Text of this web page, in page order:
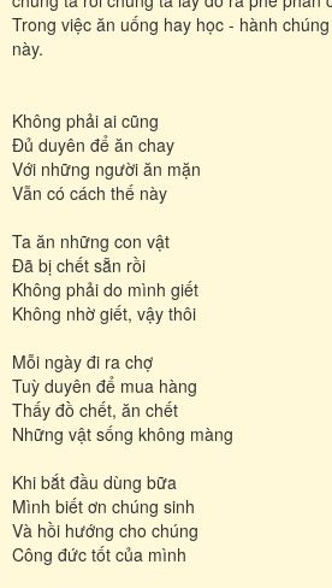
Trong việc ăn uống hay học - hành
này.
Không phải ai cũng
Đủ duyên để ăn chay
Với những người ăn mặn
Vẫn có cách thế này
Ta ăn những con vật
Đã bị chết sẵn rồi
Không phải do mình giết
Không nhờ giết, vậy thôi
Mỗi ngày đi ra chợ
Tuỳ duyên để mua hàng
Thấy đồ chết, ăn chết
Những vật sống không màng
Khi bắt đầu dùng bữa
Mình biết ơn chúng sinh
Và hồi hướng cho chúng
Công đức tốt của mình